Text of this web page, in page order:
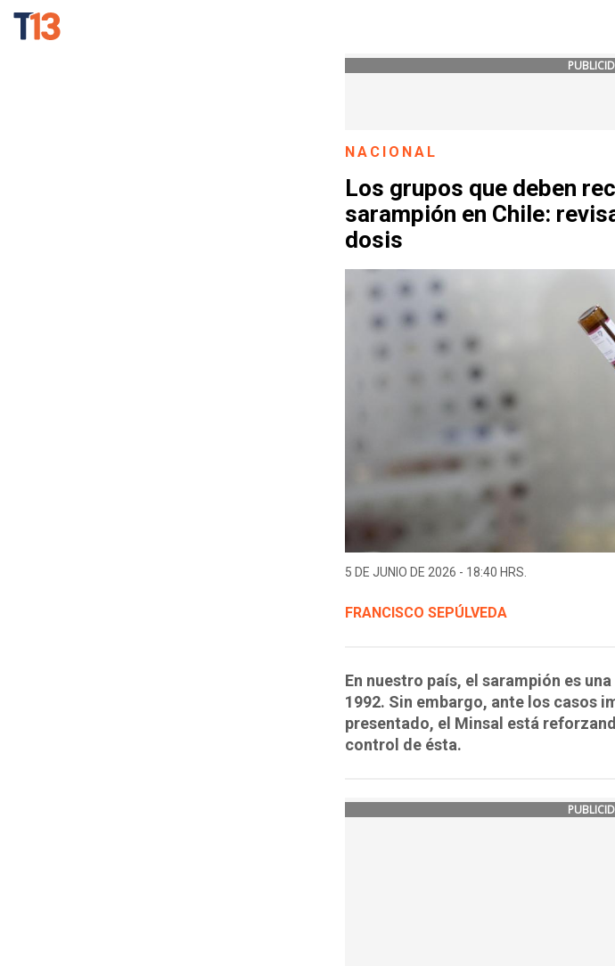
NACIONAL
Los grupos que deben
sarampión en Chile:
dosis
5 DE JUNIO DE 2026 - 18:40 HRS.
FRANCISCO SEPÚLVEDA
En nuestro país, el sarampión es
1992. Sin embargo, ante los casos
presentado, el Minsal está
control de ésta.